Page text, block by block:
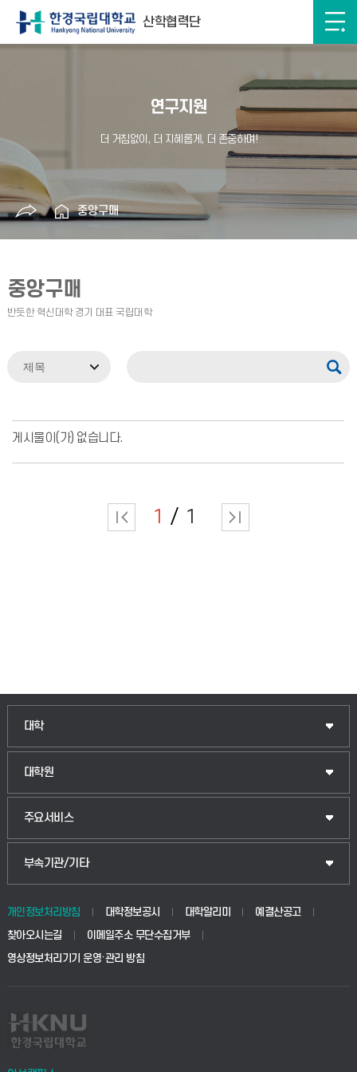
산학협력단
연구지원
중앙구매
중앙구매
게시물이(가) 없습니다.
1 1
대학
인문융합공공인재학부
법경영학부
생명공학부
사회안전시스템공학부
대학원
일반대학원
산업대학원
공공정책대학원
교육대학원
주요서비스
입학안내
웹메일
학사시스템(전문학사 및 전공심화)
사이버캠퍼스(전문학사 및 전공심화)
시설바로처리서비스
부속기관/기타
중앙도서관
학생생활관(안성)
산학협력단
개인정보처리방침 대학정보공시 대학알리미
예결산공고
찾아오시는길
이메일주소 무단수집거부
영상정보처리기기 운영·관리 방침